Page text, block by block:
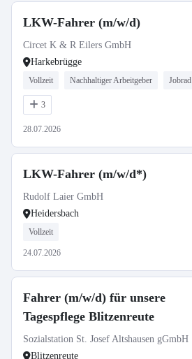
LKW-Fahrer (m/w/d)
Circet K & R Eilers GmbH
Harkebrügge
Vollzeit Nachhaltiger Arbeitgeber Jobrad
3
28.07.2026
LKW-Fahrer (m/w/d*)
Rudolf Laier GmbH
Heidersbach
Vollzeit
24.07.2026
Fahrer (m/w/d) für unsere
Tagespflege Blitzenreute
Sozialstation St. Josef Altshausen gGmbH
Blitzenreute